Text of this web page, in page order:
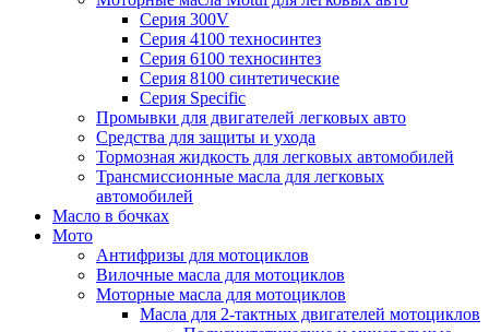
Серия 300V
Серия 4100 техносинтез
Серия 6100 техносинтез
Серия 8100 синтетические
Серия Specific
Промывки для двигателей легковых авто
Средства для защиты и ухода
Тормозная жидкость для легковых автомобилей
Трансмиссионные масла для легковых
автомобилей
Масло в бочках
Мото
Антифризы для мотоциклов
Вилочные масла для мотоциклов
Моторные масла для мотоциклов
Масла для 2-тактных двигателей мотоциклов